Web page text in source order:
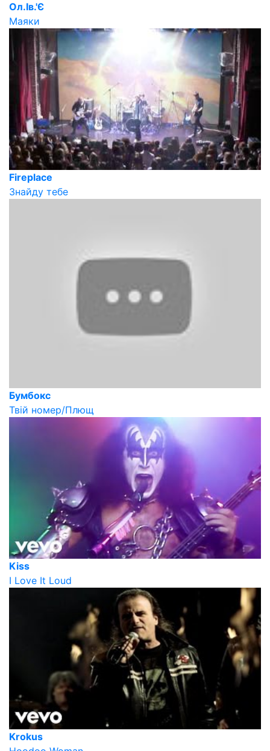
Ол.Ів.'Є
Маяки
Fireplace
Знайду тебе
Бумбокс
Твій номер/Плющ
Kiss
I Love It Loud
Krokus